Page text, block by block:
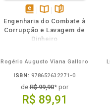
disponível
em
eBook
Disponível
na
B.V.
páginas
Engenharia do Combate à
Corrupção e Lavagem de
Dinheiro
Rogério Augusto Viana Galloro
ISBN: 978652632271-0
deR$ 99,90* por
R$ 89,91